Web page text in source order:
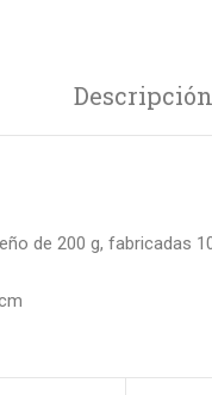
Descripción
de 200 g, fabricadas